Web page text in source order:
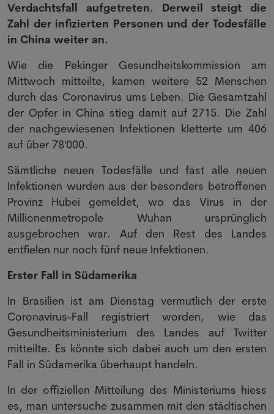
Verdachtsfall aufgetreten. Derweil steigt die
Zahl der infizierten Personen und der Todesfälle
in China weiter an.
Wie die Pekinger Gesundheitskommission am
Mittwoch mitteilte, kamen weitere 52 Menschen
durch das Coronavirus ums Leben. Die Gesamtzahl
der Opfer in China stieg damit auf 2715. Die Zahl
der nachgewiesenen Infektionen kletterte um 406
auf über 78'000.
Sämtliche neuen Todesfälle und fast alle neuen
Infektionen wurden aus der besonders betroffenen
Provinz Hubei gemeldet, wo das Virus in der
Millionenmetropole Wuhan ursprünglich
ausgebrochen war. Auf den Rest des Landes
entfielen nur noch fünf neue Infektionen.
Erster Fall in Südamerika
In Brasilien ist am Dienstag vermutlich der erste
Coronavirus-Fall registriert worden, wie das
Gesundheitsministerium des Landes auf Twitter
mitteilte. Es könnte sich dabei auch um den ersten
Fall in Südamerika überhaupt handeln.
In der offiziellen Mitteilung des Ministeriums hiess
es, man untersuche zusammen mit den städtischen